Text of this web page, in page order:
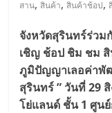
มอี
ไทย,
สาน,สินค้า,สินค้าช้อป,
จังหวัดสุรินทร์ร่ว
เชิญ ช้อป ชิม ชม สิ
ภูมิปัญญาเลอค่าพั
สุรินทร์ ” วันที่ 29
โย่แลนด์ ชั้น 1 ศูน